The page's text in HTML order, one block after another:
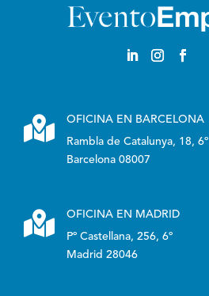

OFICINA EN BARCELONA
Rambla de Catalunya, 18, 6º
Barcelona 08007

OFICINA EN MADRID
Pº Castellana, 256, 6º
Madrid 28046